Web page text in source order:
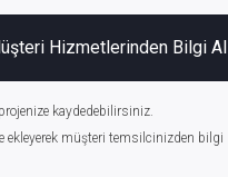
Hizmetlerinden Bilgi Al
kaydedebilirsiniz.
ekleyerek müşteri temsilcinizden bilgi